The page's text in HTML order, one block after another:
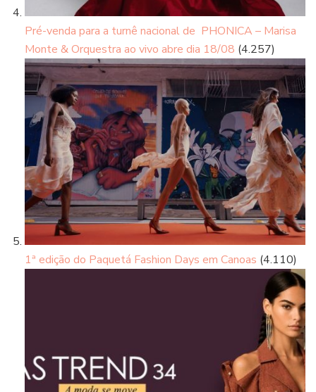
Pré-venda para a turnê nacional de PHONICA – Marisa
Monte & Orquestra ao vivo abre dia 18/08 (4.257)
1ª edição do Paquetá Fashion Days em Canoas (4.110)